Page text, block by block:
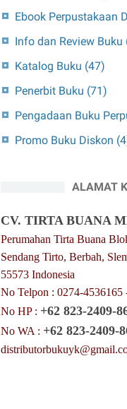
Ebook Perpustakaan
Info dan Review Buku
Katalog Buku (47)
Penerbit Buku (71)
Pengadaan Buku
Promo Buku Diskon
ALAMAT
CV. TIRTA BUANA
Perumahan Tirta Buana
Sendang Tirto, Berbah,
55573 Indonesia
No Telpon : 0274-4536165
No HP : +62 823-2409-
No WA : +62 823-2409-